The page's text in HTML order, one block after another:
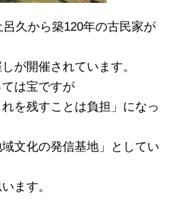
久から築120年の古民家が
が開催されています。
は宝ですが
を残すことは負担」になっ
文化の発信基地」としてい
ます。